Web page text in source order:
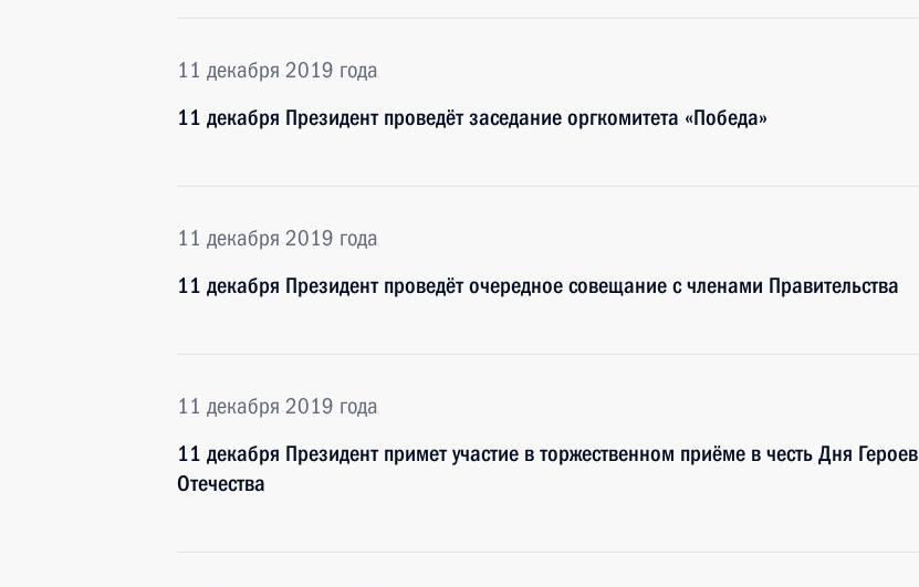
11 декабря 2019 года
11 декабря Президент проведёт заседание оргкомитета «Победа»
11 декабря 2019 года
11 декабря Президент проведёт очередное совещание с членами Правительства
11 декабря 2019 года
11 декабря Президент примет участие в торжественном приёме в честь Дня Героев
Отечества